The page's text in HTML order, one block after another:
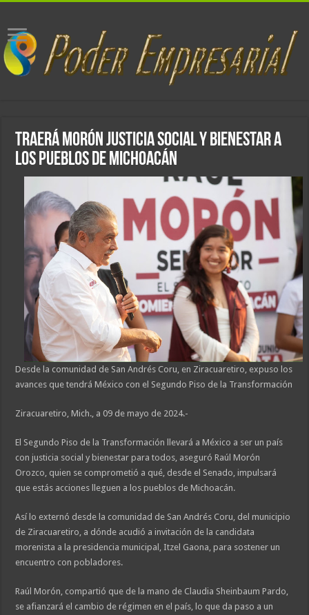
Traerá Morón justicia social y bienestar a
los pueblos de Michoacán
Desde la comunidad de San Andrés Coru, en Ziracuaretiro, expuso los
avances que tendrá México con el Segundo Piso de la Transformación
Ziracuaretiro, Mich., a 09 de mayo de 2024.-
El Segundo Piso de la Transformación llevará a México a ser un país
con justicia social y bienestar para todos, aseguró Raúl Morón
Orozco, quien se comprometió a qué, desde el Senado, impulsará
que estás acciones lleguen a los pueblos de Michoacán.
Así lo externó desde la comunidad de San Andrés Coru, del municipio
de Ziracuaretiro, a dónde acudió a invitación de la candidata
morenista a la presidencia municipal, Itzel Gaona, para sostener un
encuentro con pobladores.
Raúl Morón, compartió que de la mano de Claudia Sheinbaum Pardo,
se afianzará el cambio de régimen en el país, lo que da paso a un